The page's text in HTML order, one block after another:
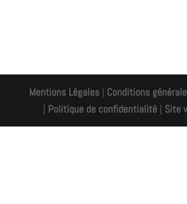
Mentions Légales | Conditions
| Politique de confidentialité| Site